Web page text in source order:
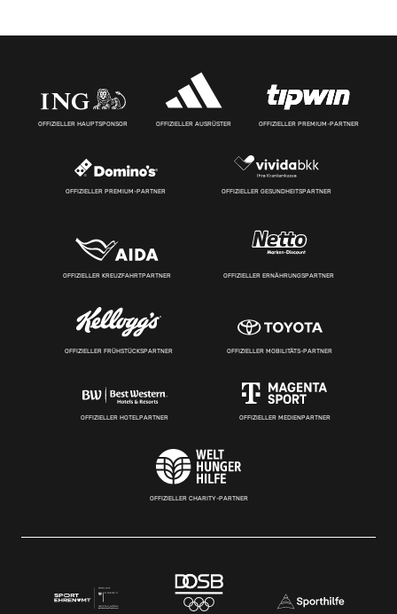
OFFIZIELLER HAUPTSPONSOR OFFIZIELLER AUSRÜSTER OFFIZIELLER PREMIUM-PARTNER
OFFIZIELLER PREMIUM-PARTNER OFFIZIELLER GESUNDHEITSPARTNER
OFFIZIELLER KREUZFAHRTPARTNER OFFIZIELLER ERNÄHRUNGSPARTNER
OFFIZIELLER FRÜHSTÜCKSPARTNER OFFIZIELLER MOBILITÄTS-PARTNER
OFFIZIELLER HOTELPARTNER OFFIZIELLER MEDIENPARTNER
OFFIZIELLER CHARITY-PARTNER